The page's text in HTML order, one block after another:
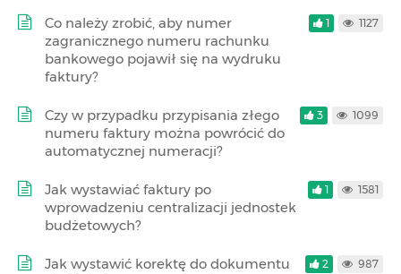
Co należy zrobić, aby numer
zagranicznego numeru rachunku
bankowego pojawił się na wydruku
faktury?
1 1127
Czy w przypadku przypisania złego
numeru faktury można powrócić do
automatycznej numeracji?
3 1099
Jak wystawiać faktury po
wprowadzeniu centralizacji jednostek
budżetowych?
1 1581
Jak wystawić korektę do dokumentu
2 987